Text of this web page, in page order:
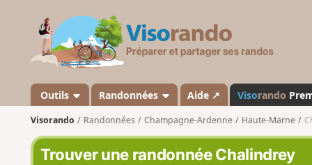
s
a
n
d
o
Outils Randonnées Aide ↗ Visorando
Visorando Randonnées Champagne-Ardenne Haute-Marne
Trouver une randonnée Chalindrey